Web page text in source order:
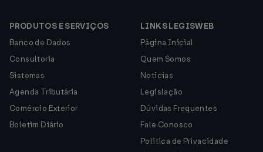
PRODUTOS E SERVIÇOS
Banco de Dados
Consultoria
Sistemas
Agenda Tributária
Comércio Exterior
Boletim Diário
LINKS LEGISWEB
Página Inicial
Quem Somos
Notícias
Legislação
Dúvidas Frequentes
Fale Conosco
Política de Privacidade